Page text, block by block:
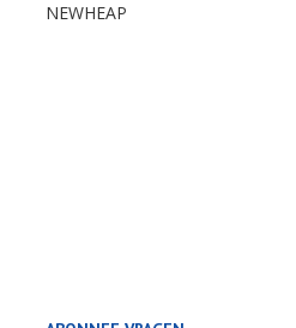
NEWHEAP